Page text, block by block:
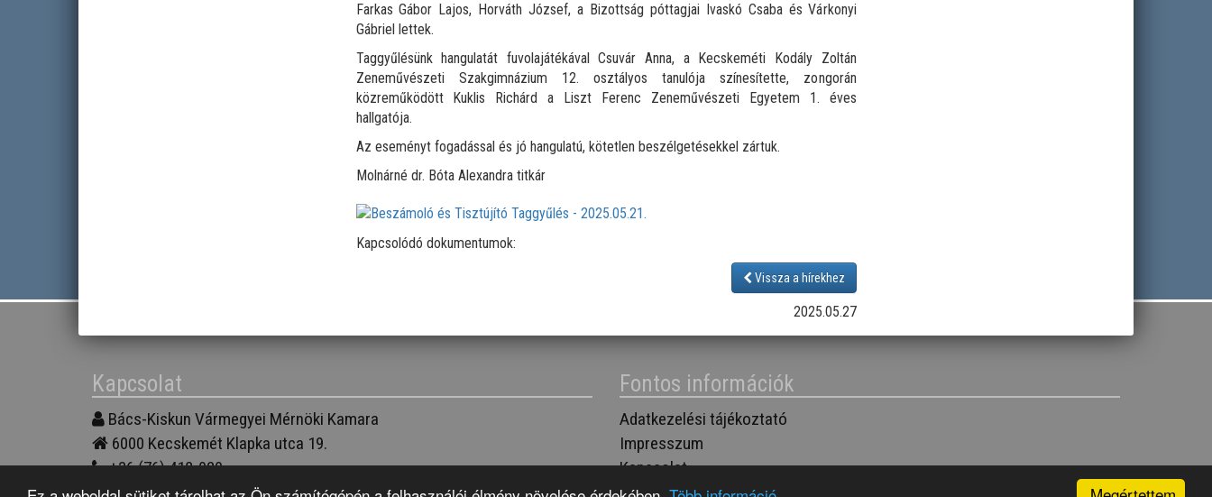
Farkas Gábor Lajos, Horváth József, a Bizottság póttagjai Ivaskó Csaba és Várkonyi
Gábriel lettek.
Taggyűlésünk hangulatát fuvolajátékával Csuvár Anna, a Kecskeméti Kodály Zoltán
Zeneművészeti Szakgimnázium 12. osztályos tanulója színesítette, zongorán
közreműködött Kuklis Richárd a Liszt Ferenc Zeneművészeti Egyetem 1. éves
hallgatója.
Az eseményt fogadással és jó hangulatú, kötetlen beszélgetésekkel zártuk.
Molnárné dr. Bóta Alexandra titkár
Kapcsolódó dokumentumok:
Vissza a hírekhez
2025.05.27
Kapcsolat
Bács-Kiskun Vármegyei Mérnöki Kamara
6000 Kecskemét Klapka utca 19.
+36 (76) 418-020
bkmmk@bkmmk.hu
Fontos információk
Adatkezelési tájékoztató
Impresszum
Kapcsolat